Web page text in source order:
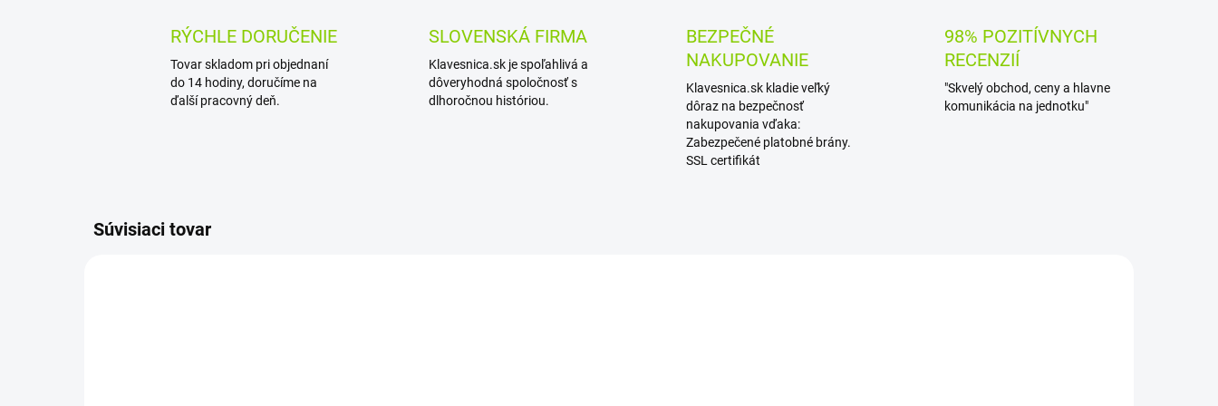
RÝCHLE DORUČENIE
Tovar skladom pri objednaní
do 14 hodiny, doručíme na
ďalší pracovný deň.
SLOVENSKÁ FIRMA
Klavesnica.sk je spoľahlivá a
dôveryhodná spoločnosť s
dlhoročnou históriou.
BEZPEČNÉ
NAKUPOVANIE
Klavesnica.sk kladie veľký
dôraz na bezpečnosť
nakupovania vďaka:
Zabezpečené platobné brány.
SSL certifikát
98% POZITÍVNYCH
RECENZIÍ
"Skvelý obchod, ceny a hlavne
komunikácia na jednotku"
Súvisiaci tovar